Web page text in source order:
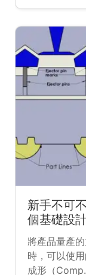
新手不可
個基礎設
將產品量產
時，可以使
成形（